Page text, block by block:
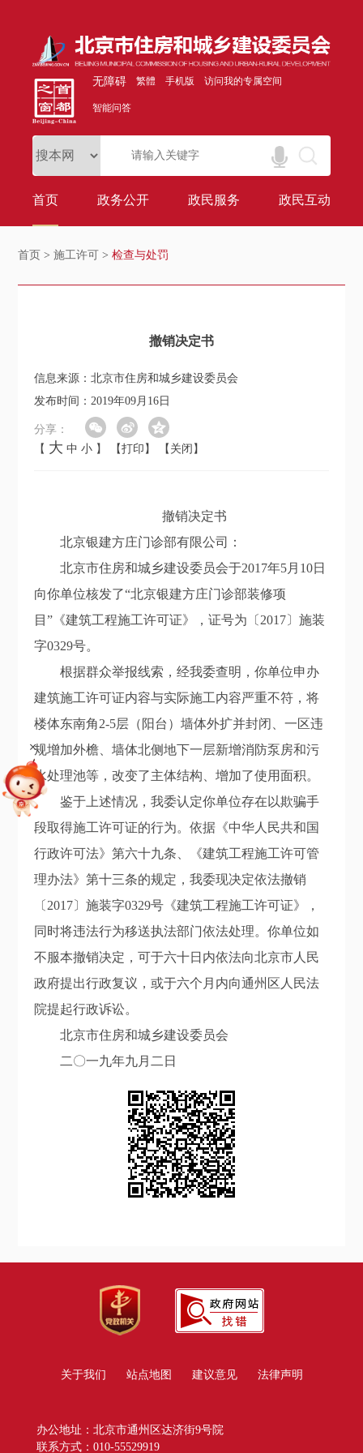
无障碍 繁體 手机版 访问我的专属空间
智能问答
首页 政务公开 政民服务 政民互动
首页 >施工许可 >检查与处罚
撤销决定书
信息来源：北京市住房和城乡建设委员会
发布时间：2019年09月16日
分享：
【 大 中 小 】 【打印】 【关闭】
撤销决定书
北京银建方庄门诊部有限公司：
北京市住房和城乡建设委员会于2017年5月10日
向你单位核发了“北京银建方庄门诊部装修项
目”《建筑工程施工许可证》，证号为〔2017〕施装
字0329号。
根据群众举报线索，经我委查明，你单位申办
建筑施工许可证内容与实际施工内容严重不符，将
楼体东南角2-5层（阳台）墙体外扩并封闭、一区违
规增加外檐、墙体北侧地下一层新增消防泵房和污
水处理池等，改变了主体结构、增加了使用面积。
鉴于上述情况，我委认定你单位存在以欺骗手
段取得施工许可证的行为。依据《中华人民共和国
行政许可法》第六十九条、《建筑工程施工许可管
理办法》第十三条的规定，我委现决定依法撤销
〔2017〕施装字0329号《建筑工程施工许可证》，
同时将违法行为移送执法部门依法处理。你单位如
不服本撤销决定，可于六十日内依法向北京市人民
政府提出行政复议，或于六个月内向通州区人民法
院提起行政诉讼。
北京市住房和城乡建设委员会
二〇一九年九月二日
+
关于我们 站点地图 建议意见 法律声明
办公地址：北京市通州区达济街9号院
联系方式：010-55529919